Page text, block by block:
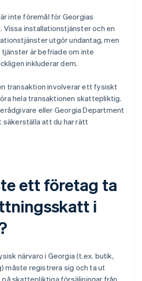
inte föremål för Georgias
installationstjänster och en
utgör undantag, men
är befriade om inte
inkluderar dem.
transaktion involverar ett fysiskt
hela transaktionen skattepliktig.
eller Georgia Department
säkerställa att du har rätt
ett företag ta
i
närvaro i Georgia (t.ex. butik,
måste registrera sig och ta ut